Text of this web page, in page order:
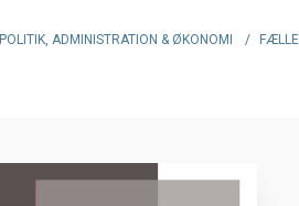
POLITIK, ADMINISTRATION & ØKONOMI /